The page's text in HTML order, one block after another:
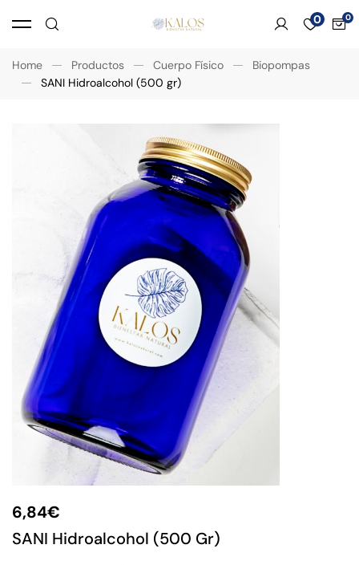
0
Home Productos Cuerpo Físico
Biopompas
SANI Hidroalcohol (500 gr)
6,84€
SANI Hidroalcohol (500 Gr)